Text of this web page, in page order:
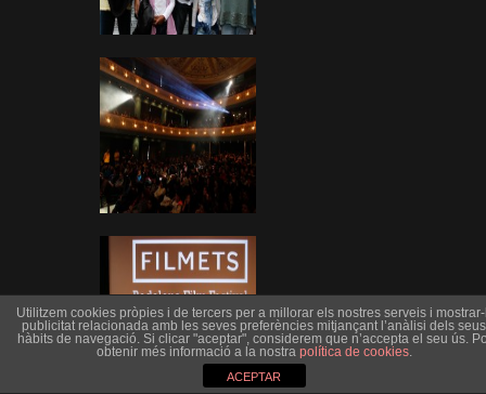
Utilitzem cookies pròpies i de tercers per a millorar els nostres serveis i
publicitat relacionada amb les seves preferències mitjançant l’anàlisi dels seus
hàbits de navegació. Si clicar "aceptar", considerem que n’accepta el seu ús.
obtenir més informació a la nostra política de cookies.
ACEPTAR